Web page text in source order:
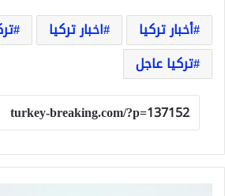
أخبار تركيا اخبار تركيا
تركيا عاجل